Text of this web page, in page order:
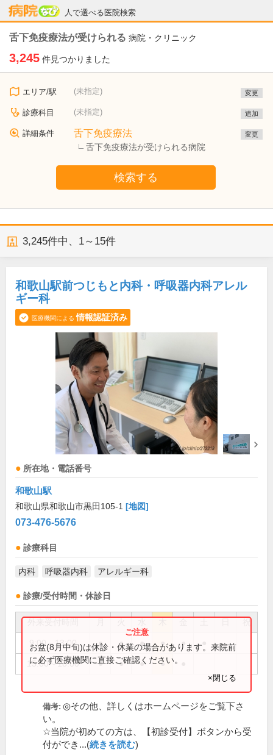
人で選べる医院検索
病院なび
舌下免疫療法が受けられる 病院・クリニック
3,245 件見つかりました
エリア/駅 (未指定) 変更
診療科目 (未指定) 追加
詳細条件 舌下免疫療法
舌下免疫療法が受けられる病院
変更
検索する
3,245件中、 1～15件
和歌山駅前つじもと内科・呼吸器内科アレル
ギー科
医療機関による 情報認証済み
所在地・電話番号
和歌山駅
和歌山県和歌山市黒田105-1 [地図]
073-476-5676
診療科目
内科 呼吸器内科 アレルギー科
診療/受付時間・休診日
祝
9:00～13:00 ● ● ● ● ●
15:00～18:00 ● ● ● ●
お盆(8月中旬)は休診・休業の場合があります。来院前
に必ず医療機関に直接ご確認ください。
×閉じる
備考: ◎その他、詳しくはホームページをご覧下さ
い。
☆当院が初めての方は、【初診受付】ボタンから受
付ができ...(続きを読む)